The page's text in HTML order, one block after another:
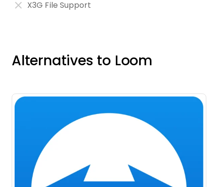
X3G File Support
Alternatives to Loom